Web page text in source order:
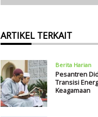
ARTIKEL TERKAIT
Berita Harian
Pesantren
Transisi
Keagamaan